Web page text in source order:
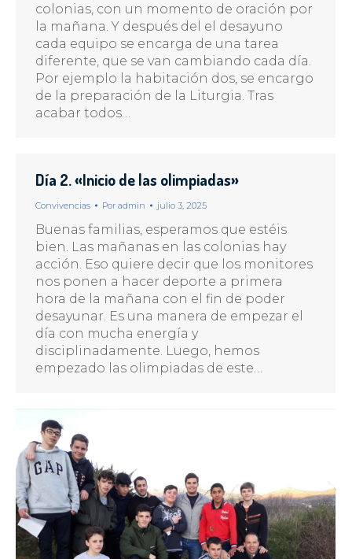
colonias, con un momento de oración por
la mañana. Y después del el desayuno
cada equipo se encarga de una tarea
diferente, que se van cambiando cada día.
Por ejemplo la habitación dos, se encargo
de la preparación de la Liturgia. Tras
acabar todos…
Día 2. «Inicio de las olimpiadas»
Convivencias Por admin julio 3, 2025
Buenas familias, esperamos que estéis
bien. Las mañanas en las colonias hay
acción. Eso quiere decir que los monitores
nos ponen a hacer deporte a primera
hora de la mañana con el fin de poder
desayunar. Es una manera de empezar el
día con mucha energía y
disciplinadamente. Luego, hemos
empezado las olimpiadas de este…